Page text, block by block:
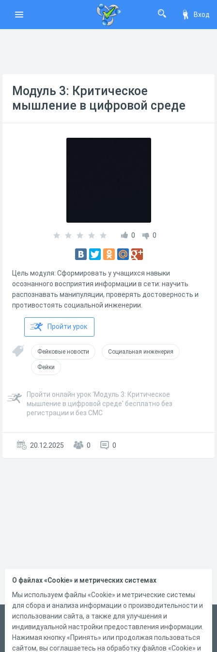
Вход
Модуль 3: Критическое
мышление в цифровой среде
0 0
Цель модуля: Сформировать у учащихся навыки
осознанного восприятия информации в сети: научить
распознавать манипуляции, проверять достоверность и
противостоять социальной инженерии.
Пройти урок
Фейковые новости Социальная инженерия
Фейки
Пройти онлайн урок 'Модуль 3: Критическое
мышление в цифровой среде' бесплатно без
регистрации и без СМС
20.12.2025 0 0
Русский
Справка
О файлах «Cookie» и метрических системах
Мы используем файлы «Cookie» и метрические системы
для сбора и анализа информации о производительности и
использовании сайта, а также для улучшения и
индивидуальной настройки предоставления информации.
Нажимая кнопку «Принять» или продолжая пользоваться
сайтом, вы соглашаетесь на обработку файлов «Cookie» и